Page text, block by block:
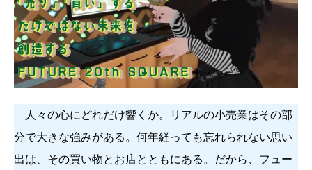
人々の心にどれだけ響くか。リアルの小売業はその部
分で大きな強みがある。何年経っても忘れられない思い
出は、その買い物とお店とともにある。だから、フュー